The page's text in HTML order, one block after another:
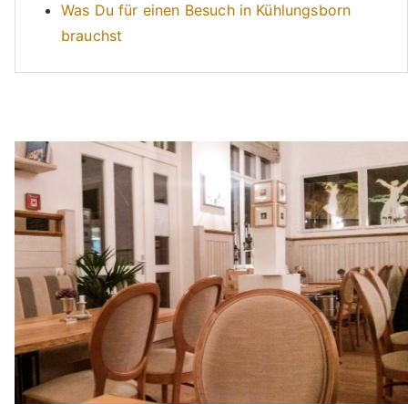
Was Du für einen Besuch in Kühlungsborn
brauchst